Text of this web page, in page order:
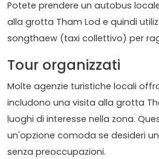
Potete prendere un autobus
alla grotta Tham Lod e quindi
songthaew (taxi collettivo) per
Tour organizzati
Molte agenzie turistiche locali
includono una visita alla grotta
luoghi di interesse nella zona.
un'opzione comoda se desideri
senza preoccupazioni.